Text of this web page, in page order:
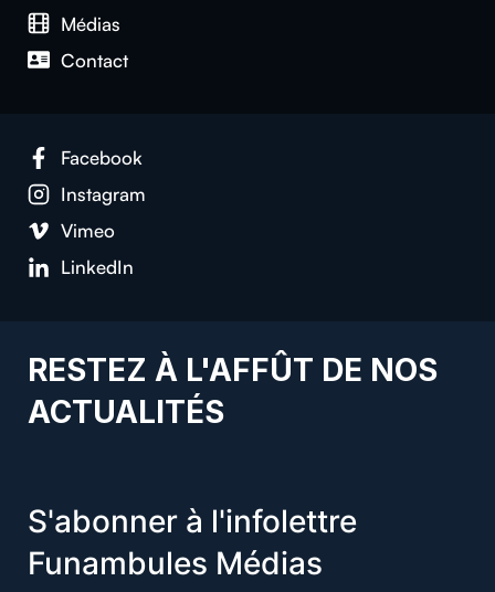
Médias
Contact
Facebook
Instagram
Vimeo
LinkedIn
RESTEZ À L'AFFÛT DE NOS
ACTUALITÉS
S'abonner à l'infolettre
Funambules Médias